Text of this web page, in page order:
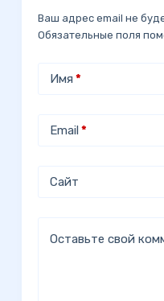
Ваш адрес email не
Обязательные поля
Имя *
Email*
Сайт
Оставьте свой